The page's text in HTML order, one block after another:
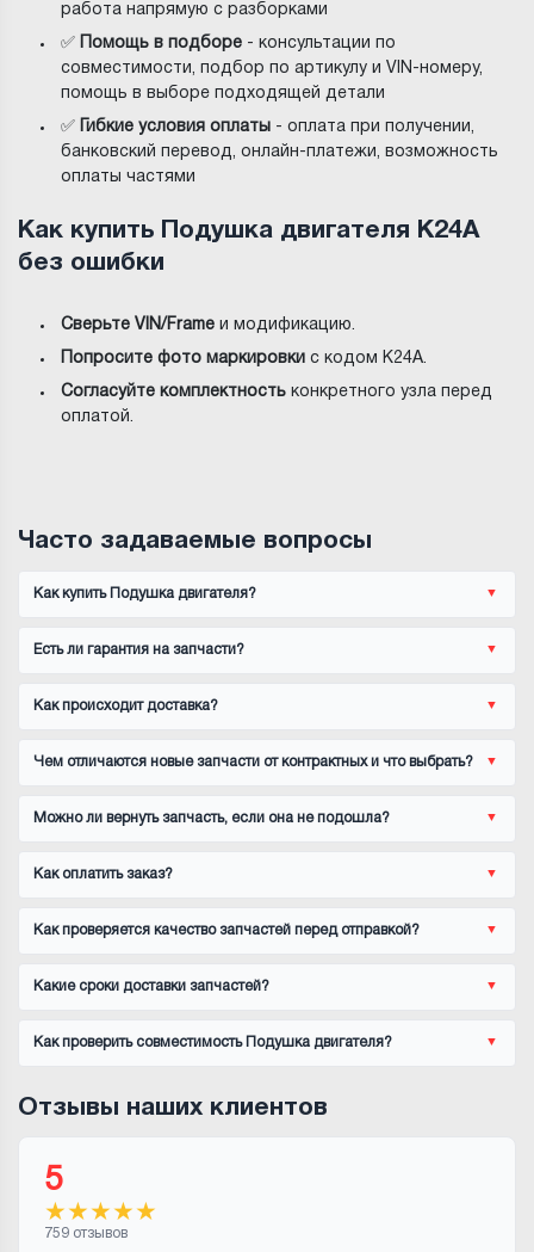
работа напрямую с разборками
✅ Помощь в подборе - консультации по
совместимости, подбор по артикулу и VIN-номеру,
помощь в выборе подходящей детали
✅ Гибкие условия оплаты - оплата при получении,
банковский перевод, онлайн-платежи, возможность
оплаты частями
Как купить Подушка двигателя K24A
без ошибки
Сверьте VIN/Frame и модификацию.
Попросите фото маркировки с кодом K24A.
Согласуйте комплектность конкретного узла перед
оплатой.
Часто задаваемые вопросы
Как купить Подушка двигателя?
Есть ли гарантия на запчасти?
Как происходит доставка?
Чем отличаются новые запчасти от контрактных и что выбрать?
Можно ли вернуть запчасть, если она не подошла?
Как оплатить заказ?
Как проверяется качество запчастей перед отправкой?
Какие сроки доставки запчастей?
Как проверить совместимость Подушка двигателя?
Отзывы наших клиентов
5
★★★★★
759 отзывов